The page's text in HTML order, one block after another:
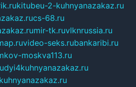
kitubeu-2-kuhnyanazakaz.ru
cs-68.ru
mir-tk.ruvlknrussia.ru
video-seks.rubankaribi.ru
moskva113.ru